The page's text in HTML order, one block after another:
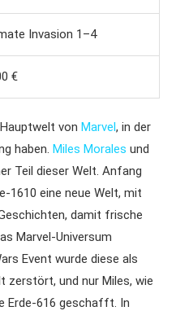
Invasion 1–4
€
von Marvel, in der
haben. Miles Morales und
Teil dieser Welt. Anfang
1610 eine neue Welt, mit
damit frische
Marvel-Universum
Event wurde diese als
zerstört, und nur Miles, wie
Erde-616 geschafft. In